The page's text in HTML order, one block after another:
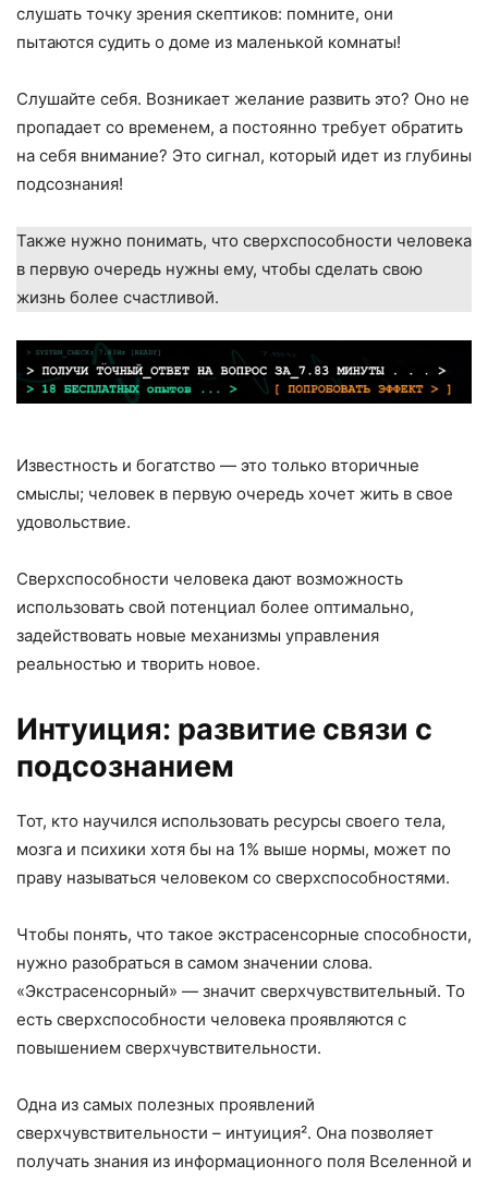
слушать точку зрения скептиков: помните, они
пытаются судить о доме из маленькой комнаты!
Слушайте себя. Возникает желание развить это? Оно не
пропадает со временем, а постоянно требует обратить
на себя внимание? Это сигнал, который идет из глубины
подсознания!
Также нужно понимать, что сверхспособности человека
в первую очередь нужны ему, чтобы сделать свою
жизнь более счастливой.
Известность и богатство — это только вторичные
смыслы; человек в первую очередь хочет жить в свое
удовольствие.
Сверхспособности человека дают возможность
использовать свой потенциал более оптимально,
задействовать новые механизмы управления
реальностью и творить новое.
Интуиция: развитие связи с
подсознанием
Тот, кто научился использовать ресурсы своего тела,
мозга и психики хотя бы на 1% выше нормы, может по
праву называться человеком со сверхспособностями.
Чтобы понять, что такое экстрасенсорные способности,
нужно разобраться в самом значении слова.
«Экстрасенсорный» — значит сверхчувствительный. То
есть сверхспособности человека проявляются с
повышением сверхчувствительности.
Одна из самых полезных проявлений
сверхчувствительности – интуиция². Она позволяет
получать знания из информационного поля Вселенной и